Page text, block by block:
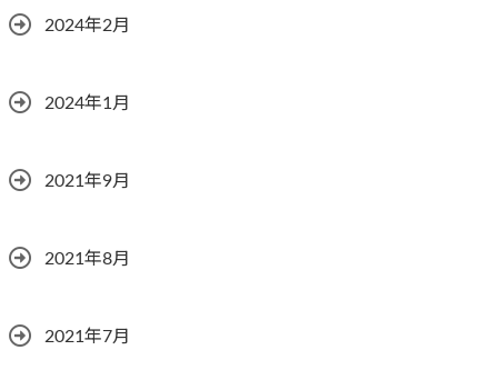
2024年2月
2024年1月
2021年9月
2021年8月
2021年7月